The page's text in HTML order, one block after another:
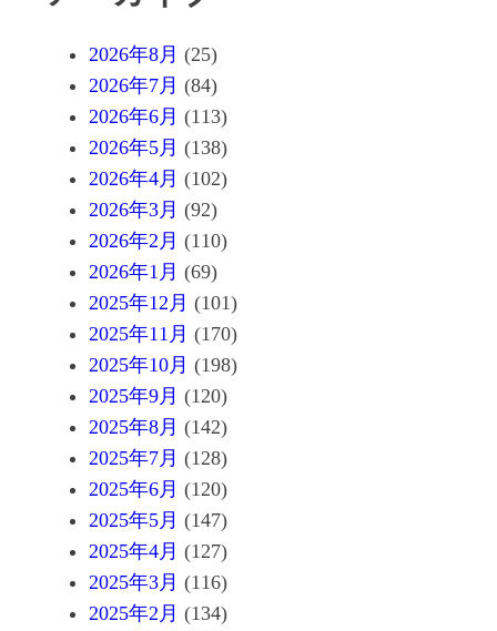
2026年8月 (25)
2026年7月 (84)
2026年6月 (113)
2026年5月 (138)
2026年4月 (102)
2026年3月 (92)
2026年2月 (110)
2026年1月 (69)
2025年12月 (101)
2025年11月 (170)
2025年10月 (198)
2025年9月 (120)
2025年8月 (142)
2025年7月 (128)
2025年6月 (120)
2025年5月 (147)
2025年4月 (127)
2025年3月 (116)
2025年2月 (134)